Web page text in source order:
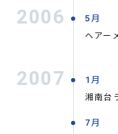
2006 5月
ヘアー
2007 1月
湘南台
7月